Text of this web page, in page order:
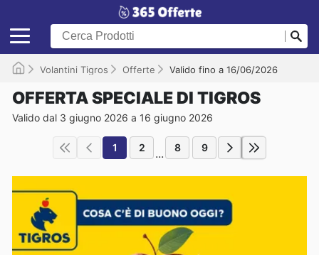
Volantini Tigros Offerte Valido fino a 16/06/2026
OFFERTA SPECIALE DI TIGROS
Valido dal 3 giugno 2026 a 16 giugno 2026
1 2 ... 8 9